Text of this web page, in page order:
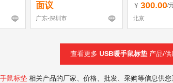
面议
广东-深圳市
￥ 300.00/
北京
查看更多 USB暖手鼠标垫产品/供
鼠标垫 相关产品的厂家、价格、批发、采购等信息供